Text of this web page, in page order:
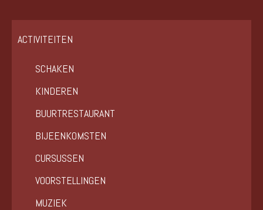
ACTIVITEITEN
SCHAKEN
KINDEREN
BUURTRESTAURANT
BIJEENKOMSTEN
CURSUSSEN
VOORSTELLINGEN
MUZIEK